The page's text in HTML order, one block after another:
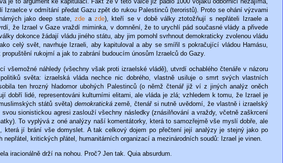
Izraelce v odmítání předat Gazu zpět do rukou Palestinců (teroristů). Proto se ohání výzvami
jako deep state,zde azde), kteří se v době války ztotožňují s nepřáteli Izraele a
že Izrael v Gaze vraždí miminka, v domnění, že to urychlí pád současné vlády a přivede
dokonce žádají vládu jiného státu, aby jim pomohl svrhnout demokraticky zvolenou vládu
celý svět, navrhuje Izraeli, aby kapituloval a aby se smířil s pokračující vládou Hamásu,
rukojmí a jak to zabrání budoucím únosům Izraelců do Gazy.
všemožné náhledy (všechny však proti izraelské vládě), utvrdí ochablého čtenáře v názoru
světa: izraelská vláda nechce nic dobrého, vlastně usiluje o smrt svých vlastních
ten hrozný hladomor ubohých Palestinců (o němž čtenář již ví z jiných analýz oněch
dobří lidé, representováni kulturními elitami, ale vláda je zlá; vzhledem k tomu, že Izrael je
států světa) demokratickázemě, čtenář si nutně uvědomí, že vlastně i izraelský
sionistickou agresi zaslouží všechny následky (znásilňování a vraždy, včetně zaškrcení
To vyplývá z oné analýzy naší komentátorky, která to samozřejmě vše myslí dobře, ale
která jí brání vše domyslet. A tak celkový dojem po přečtení její analýzy je stejný jako po
kritických přátel, humanitárních organizací a mezinárodních soudů: Izrael je vinen.
iracionálně drží na nohou. Proč? Jen tak. Quia absurdum.